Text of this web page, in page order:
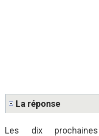
La réponse
Les dix